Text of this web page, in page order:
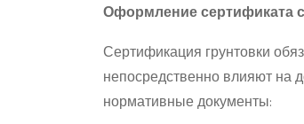
Оформление сертификата
Сертификация грунтовки
непосредственно влияют на
нормативные документы: